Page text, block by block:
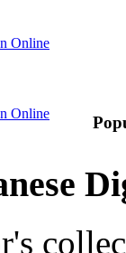
Online
Online